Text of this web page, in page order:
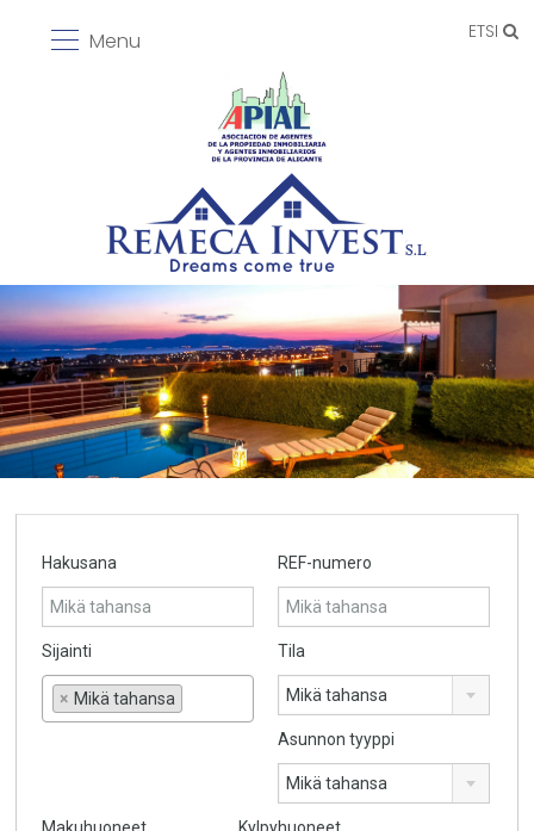
ETSI
Menu
Hakusana REF-numero
Sijainti
× Mikä tahansa
Tila
Mikä tahansa
Asunnon tyyppi
Mikä tahansa